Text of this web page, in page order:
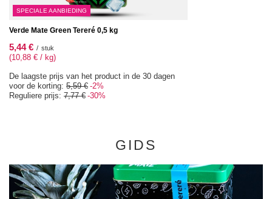
SPECIALE AANBIEDING
Verde Mate Green Tereré 0,5 kg
5,44 € / stuk
(10,88 € / kg)
De laagste prijs van het product in de 30 dagen
voor de korting: 5,59 € -2%
Reguliere prijs: 7,77 € -30%
GIDS